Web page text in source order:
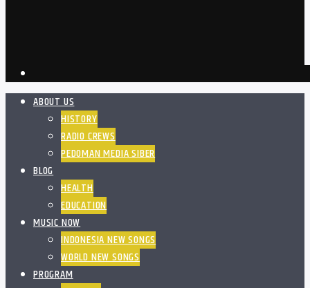
ABOUT US
HISTORY
RADIO CREWS
PEDOMAN MEDIA SIBER
BLOG
HEALTH
EDUCATION
MUSIC NOW
INDONESIA NEW SONGS
WORLD NEW SONGS
PROGRAM